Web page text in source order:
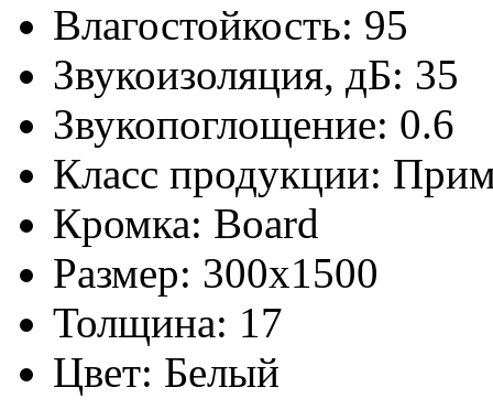
Влагостойкость: 95
Звукоизоляция, дБ: 35
Звукопоглощение: 0.6
Класс продукции:
Кромка: Board
Размер: 300x1500
Толщина: 17
Цвет: Белый